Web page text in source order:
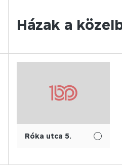
Házak a
Róka utca 5.